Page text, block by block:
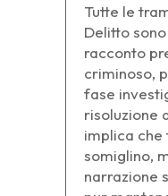
Tutte le
Delitto
racconto
criminoso,
fase
risoluzione
implica che
somiglino,
narrazione